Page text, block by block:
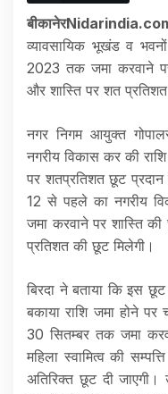
व्यावसायिक भूखंड व
2023 तक जमा करवाने
और शास्ति पर शत प्रतिशत
नगर निगम आयुक्त
नगरीय विकास कर की
पर शतप्रतिशत छूट प्रदान
12 से पहले का नगरीय
जमा करवाने पर शास्ति
प्रतिशत की छूट मिलेगी।
बिरदा ने बताया कि इस
बकाया राशि जमा होने पर
30 सितम्बर तक जमा
महिला स्वामित्व की
अतिरिक्त छूट दी